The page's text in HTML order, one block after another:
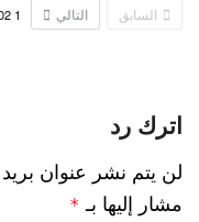
السابق التالي 1
اترك رد
لن يتم نشر عنوان
مشار إليها بـ *